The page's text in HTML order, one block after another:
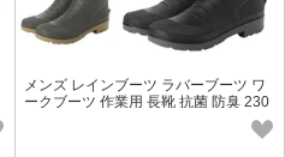
メンズ レインブーツ ラバーブーツ ワ
ークブーツ 作業用 長靴 抗菌 防臭 230